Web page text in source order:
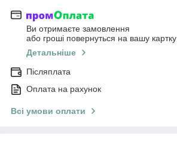
Ви отримаєте замовлення
або гроші повернуться на вашу картку
Детальніше
Післяплата
Оплата на рахунок
Всі умови оплати